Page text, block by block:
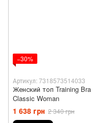
−30%
Артикул: 7318573514033
Женский топ Training Bra
Classic Woman
1 638 грн 2 340 грн